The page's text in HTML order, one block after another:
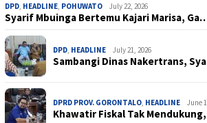
DPD HEADLINE POHUWATO July 22, 2026
Syarif Mbuinga Bertemu Kajari Marisa,
DPD HEADLINE July 21, 2026
Sambangi Dinas Nakertrans,
DPRD PROV. GORONTALO HEADLINE June
Khawatir Fiskal Tak